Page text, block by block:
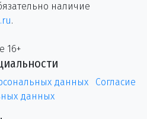
наличие
.
16+
данных
Согласие
данных